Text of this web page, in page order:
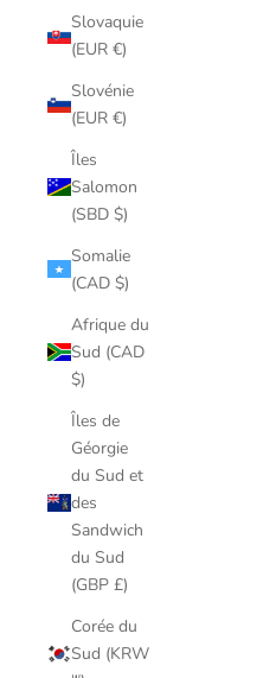
Slovaquie
(EUR €)
Slovénie
(EUR €)
Îles
Salomon
(SBD $)
Somalie
(CAD $)
Afrique du
Sud (CAD
$)
Îles de
Géorgie
du Sud et
des
Sandwich
du Sud
(GBP £)
Corée du
Sud (KRW